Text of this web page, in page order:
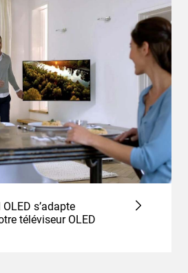
s’adapte
téléviseur OLED